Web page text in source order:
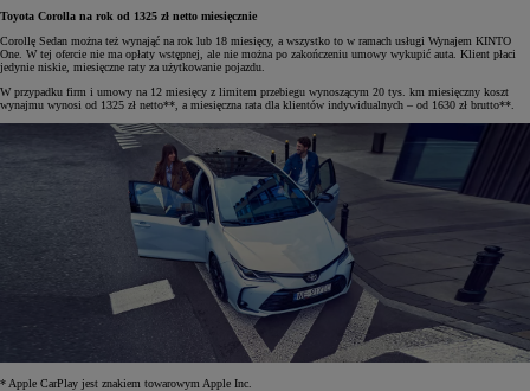
Toyota Corolla na rok od 1325 zł netto miesięcznie
Corollę Sedan można też wynająć na rok lub 18 miesięcy, a wszystko to w ramach usługi Wynajem KINTO
One. W tej ofercie nie ma opłaty wstępnej, ale nie można po zakończeniu umowy wykupić auta. Klient płaci
jedynie niskie, miesięczne raty za użytkowanie pojazdu.
W przypadku firm i umowy na 12 miesięcy z limitem przebiegu wynoszącym 20 tys. km miesięczny koszt
wynajmu wynosi od 1325 zł netto**, a miesięczna rata dla klientów indywidualnych – od 1630 zł brutto**.
* Apple CarPlay jest znakiem towarowym Apple Inc.